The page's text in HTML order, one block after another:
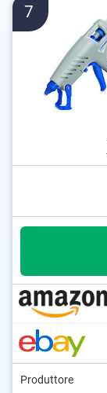
7
Produttore